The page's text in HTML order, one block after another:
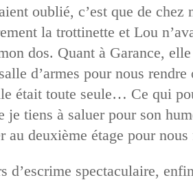
oublié, c’est que de chez
la trottinette et Lou
dos. Quant à Garance,
d’armes pour nous
était toute seule… Ce qui
je tiens à saluer pour son
deuxième étage pour
d’escrime spectaculaire,